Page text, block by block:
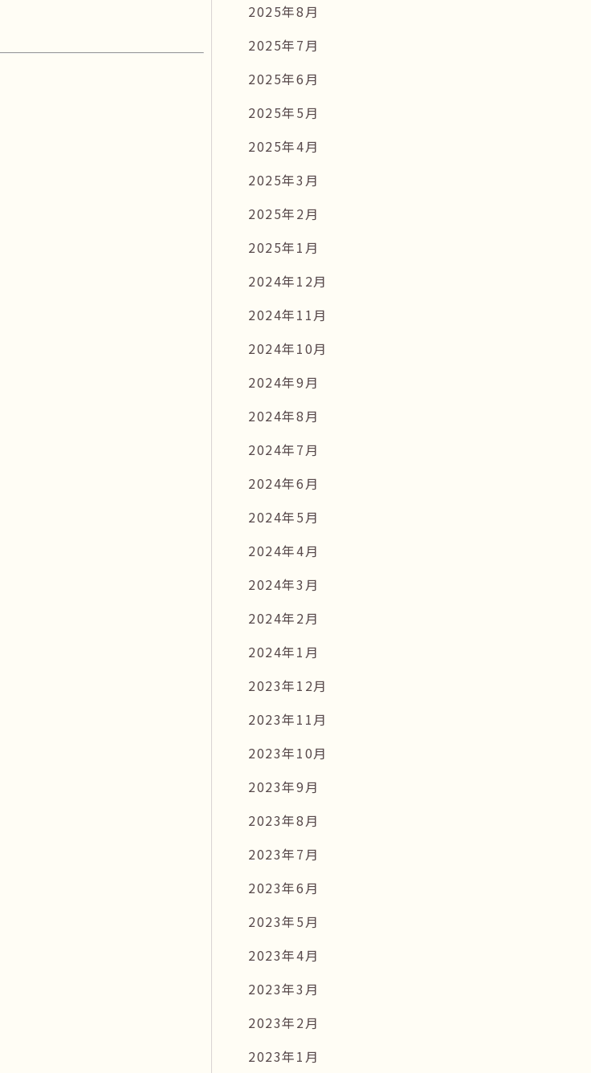
2025年8月
2025年7月
2025年6月
2025年5月
2025年4月
2025年3月
2025年2月
2025年1月
2024年12月
2024年11月
2024年10月
2024年9月
2024年8月
2024年7月
2024年6月
2024年5月
2024年4月
2024年3月
2024年2月
2024年1月
2023年12月
2023年11月
2023年10月
2023年9月
2023年8月
2023年7月
2023年6月
2023年5月
2023年4月
2023年3月
2023年2月
2023年1月